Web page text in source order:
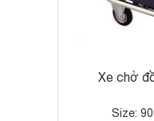
Thùng rác
Size: